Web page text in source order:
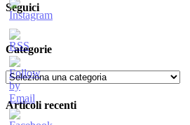
Seguici
Categorie
Categorie
Articoli recenti